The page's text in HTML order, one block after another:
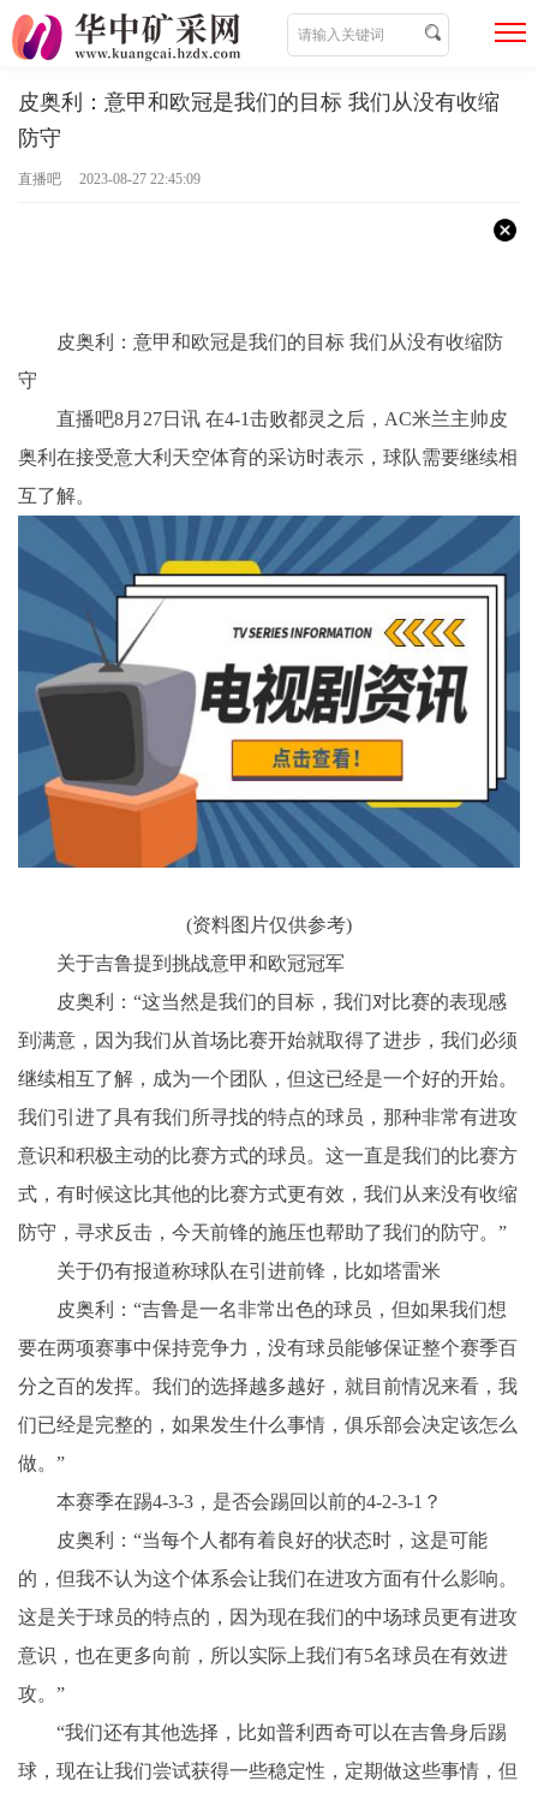
皮奥利：意甲和欧冠是我们的目标 我们从没有收缩
防守
直播吧 2023-08-27 22:45:09
皮奥利：意甲和欧冠是我们的目标 我们从没有收缩防
守
直播吧8月27日讯 在4-1击败都灵之后，AC米兰主帅皮
奥利在接受意大利天空体育的采访时表示，球队需要继续相
互了解。
(资料图片仅供参考)
关于吉鲁提到挑战意甲和欧冠冠军
皮奥利：“这当然是我们的目标，我们对比赛的表现感
到满意，因为我们从首场比赛开始就取得了进步，我们必须
继续相互了解，成为一个团队，但这已经是一个好的开始。
我们引进了具有我们所寻找的特点的球员，那种非常有进攻
意识和积极主动的比赛方式的球员。这一直是我们的比赛方
式，有时候这比其他的比赛方式更有效，我们从来没有收缩
防守，寻求反击，今天前锋的施压也帮助了我们的防守。”
关于仍有报道称球队在引进前锋，比如塔雷米
皮奥利：“吉鲁是一名非常出色的球员，但如果我们想
要在两项赛事中保持竞争力，没有球员能够保证整个赛季百
分之百的发挥。我们的选择越多越好，就目前情况来看，我
们已经是完整的，如果发生什么事情，俱乐部会决定该怎么
做。”
本赛季在踢4-3-3，是否会踢回以前的4-2-3-1？
皮奥利：“当每个人都有着良好的状态时，这是可能
的，但我不认为这个体系会让我们在进攻方面有什么影响。
这是关于球员的特点的，因为现在我们的中场球员更有进攻
意识，也在更多向前，所以实际上我们有5名球员在有效进
攻。”
“我们还有其他选择，比如普利西奇可以在吉鲁身后踢
球，现在让我们尝试获得一些稳定性，定期做这些事情，但